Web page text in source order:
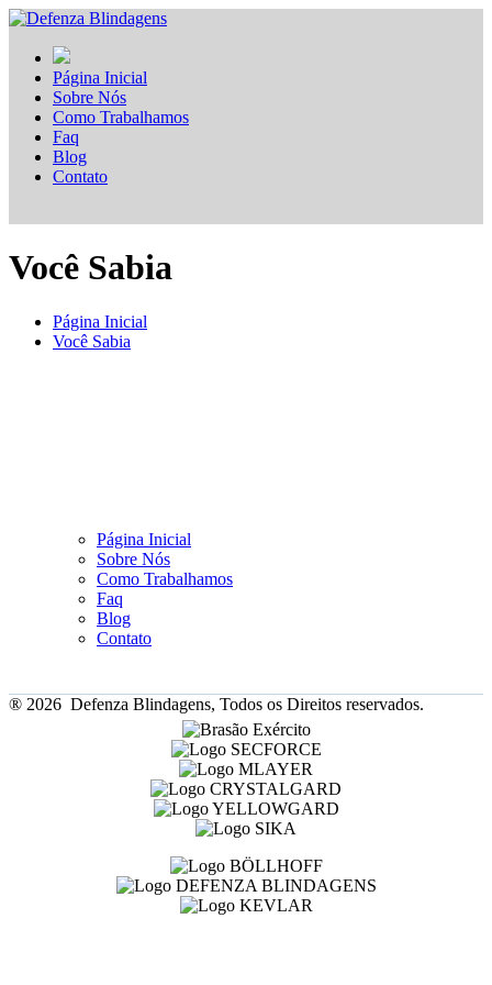
Página Inicial
Sobre Nós
Como Trabalhamos
Faq
Blog
Contato
Você Sabia
Página Inicial
Você Sabia
Página Inicial
Sobre Nós
Como Trabalhamos
Faq
Blog
Contato
® 2026 Defenza Blindagens, Todos os Direitos reservados.